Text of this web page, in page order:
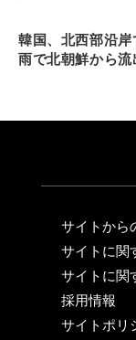
韓国、北西部沿
雨で北朝鮮から流
サイトから
サイトに関
サイトに関
採用情報
サイトポリ